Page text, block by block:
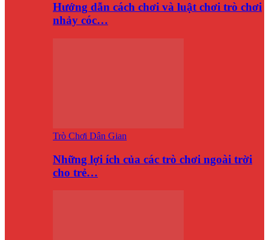
Hướng dẫn cách chơi và luật chơi trò chơi
nhảy cóc…
Trò Chơi Dân Gian
Những lợi ích của các trò chơi ngoài trời
cho trẻ…